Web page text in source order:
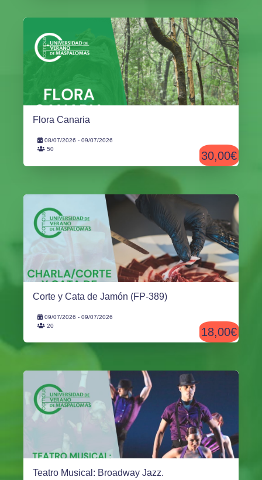
Flora Canaria
08/07/2026 - 09/07/2026
50
30,00€
Corte y Cata de Jamón (FP-389)
09/07/2026 - 09/07/2026
20
18,00€
Teatro Musical: Broadway Jazz.